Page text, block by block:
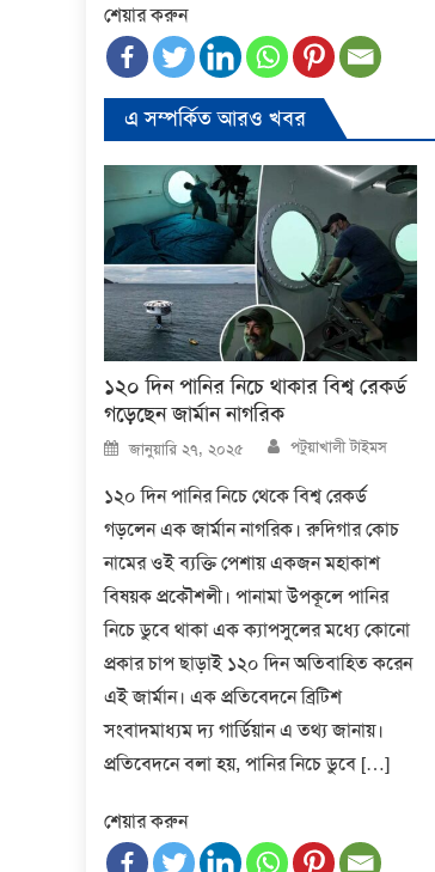
শেয়ার করুন
এ সম্পর্কিত আরও খবর
১২০ দিন পানির নিচে থাকার বিশ্ব রেকর্ড
গড়েছেন জার্মান নাগরিক
Posted
on
জানুয়ারি ২৭, ২০২৫ Author
পটুয়াখালী টাইমস
১২০ দিন পানির নিচে থেকে বিশ্ব রেকর্ড
গড়লেন এক জার্মান নাগরিক। রুদিগার কোচ
নামের ওই ব্যক্তি পেশায় একজন মহাকাশ
বিষয়ক প্রকৌশলী। পানামা উপকূলে পানির
নিচে ডুবে থাকা এক ক্যাপসুলের মধ্যে কোনো
প্রকার চাপ ছাড়াই ১২০ দিন অতিবাহিত করেন
এই জার্মান। এক প্রতিবেদনে ব্রিটিশ
সংবাদমাধ্যম দ্য গার্ডিয়ান এ তথ্য জানায়।
প্রতিবেদনে বলা হয়, পানির নিচে ডুবে […]
শেয়ার করুন